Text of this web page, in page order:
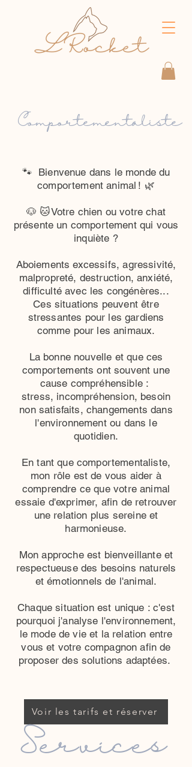
Comportementaliste
🐾 Bienvenue dans le monde du
comportement animal ! 🌿
🐶 🐱Votre chien ou votre chat
présente un comportement qui vous
inquiète ?
Aboiements excessifs, agressivité,
malpropreté, destruction, anxiété,
difficulté avec les congénères...
Ces situations peuvent être
stressantes pour les gardiens
comme pour les animaux.
La bonne nouvelle et que ces
comportements ont souvent une
cause compréhensible :
stress, incompréhension, besoin
non satisfaits, changements dans
l'environnement ou dans le
quotidien.
En tant que comportementaliste,
mon rôle est de vous aider à
comprendre ce que votre animal
essaie d'exprimer, afin de retrouver
une relation plus sereine et
harmonieuse.
Mon approche est bienveillante et
respectueuse des besoins naturels
et émotionnels de l'animal.
Chaque situation est unique : c'est
pourquoi j'analyse l'environnement,
le mode de vie et la relation entre
vous et votre compagnon afin de
proposer des solutions adaptées.
Voir les tarifs et réserver
Services